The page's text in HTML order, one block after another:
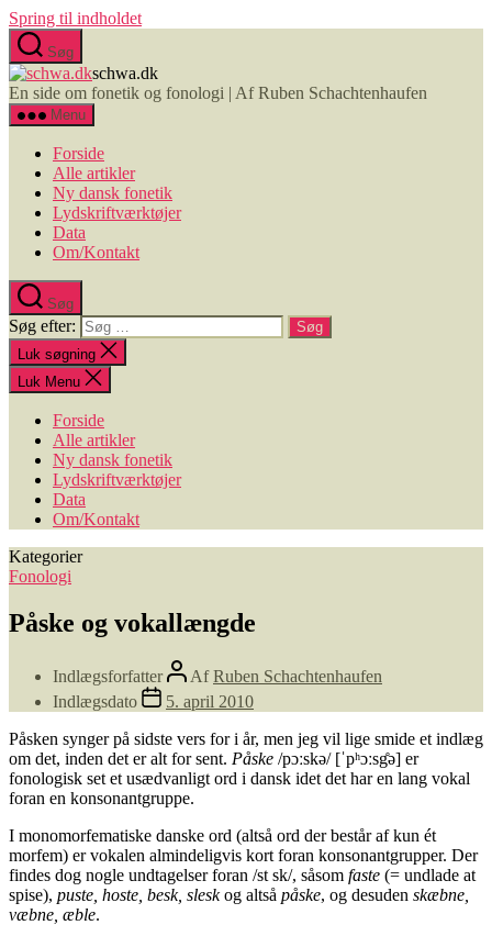
Spring til indholdet
Søg
schwa.dk
En side om fonetik og fonologi | Af Ruben Schachtenhaufen
Menu
Forside
Alle artikler
Ny dansk fonetik
Lydskriftværktøjer
Data
Om/Kontakt
Søg
Søg efter:
Luk søgning
Luk Menu
Forside
Alle artikler
Ny dansk fonetik
Lydskriftværktøjer
Data
Om/Kontakt
Kategorier
Fonologi
Påske og vokallængde
Indlægsforfatter AfRuben Schachtenhaufen
Indlægsdato
5. april 2010
Påsken synger på sidste vers for i år, men jeg vil lige smide et indlæg
om det, inden det er alt for sent. Påske /pɔːskə/ [ˈpʰɔːsg̊ə] er
fonologisk set et usædvanligt ord i dansk idet det har en lang vokal
foran en konsonantgruppe.
I monomorfematiske danske ord (altså ord der består af kun ét
morfem) er vokalen almindeligvis kort foran konsonantgrupper. Der
findes dog nogle undtagelser foran /st sk/, såsom faste (= undlade at
spise), puste, hoste, besk, sleskog altså påske, og desuden skæbne,
væbne, æble.